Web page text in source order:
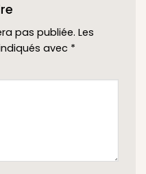
pas publiée. Les
avec *